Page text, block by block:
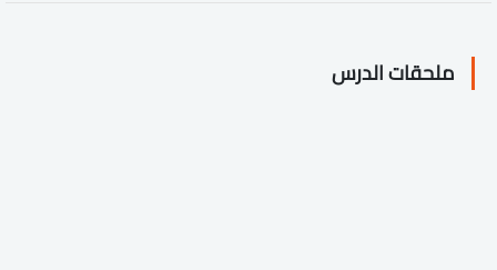
ملحقات الدرس